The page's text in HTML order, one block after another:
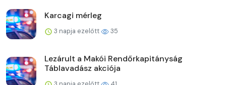
Karcagi mérleg
3 napja ezelőtt 35
Lezárult a Makói Rendőrkapitányság
Táblavadász akciója